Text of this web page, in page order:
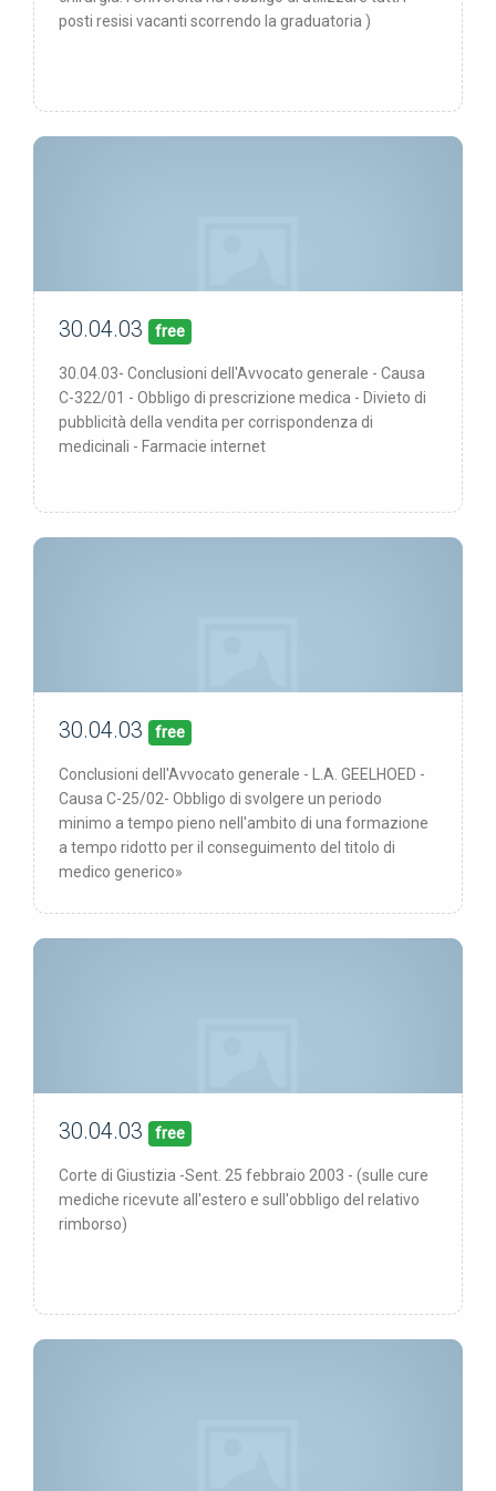
posti resisi vacanti scorrendo la graduatoria )
pubblicata: 00/00/00
30.04.03 free
30.04.03- Conclusioni dell'Avvocato generale - Causa
C-322/01 - Obbligo di prescrizione medica - Divieto di
pubblicità della vendita per corrispondenza di
medicinali - Farmacie internet
pubblicata: 00/00/00
30.04.03 free
Conclusioni dell'Avvocato generale - L.A. GEELHOED -
Causa C-25/02- Obbligo di svolgere un periodo
minimo a tempo pieno nell'ambito di una formazione
a tempo ridotto per il conseguimento del titolo di
medico generico»
pubblicata: 00/00/00
30.04.03 free
Corte di Giustizia -Sent. 25 febbraio 2003 - (sulle cure
mediche ricevute all'estero e sull'obbligo del relativo
rimborso)